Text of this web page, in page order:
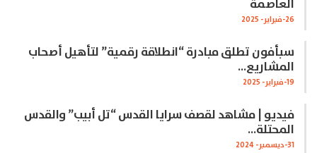
العاصمة
26-فبراير- 2025
سبأفون تطلق مبادرة “انطلاقة رقمية” لتأهيل أصحاب
المشاريع…
19-فبراير- 2025
فيديو | مشاهد لقصف سرايا القدس “تل أبيب” والقدس
المحتلة…
31-ديسمبر- 2024